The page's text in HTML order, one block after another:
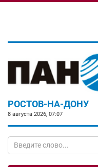
РОСТОВ-НА-ДОНУ
8 августа 2026, 07:07